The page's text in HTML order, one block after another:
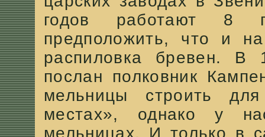
годов работают 8
предположить, что и
распиловка бревен. В
послан полковник
мельницы строить
местах», однако у
мельницах. И только в